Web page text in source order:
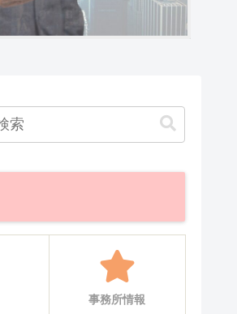
事務所情報